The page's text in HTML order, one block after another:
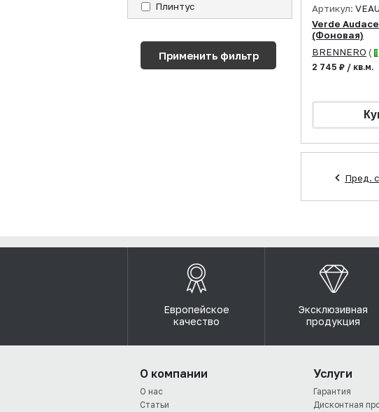
Плинтус
Артикул:
Verde
(Фоновая)
BRENNERO (
2 745 ₽ / кв.м.
Пред.
Европейское
качество
Эксклюзивная
продукция
О компании
О нас
Статьи
Услуги
Гарантия
Дисконтная